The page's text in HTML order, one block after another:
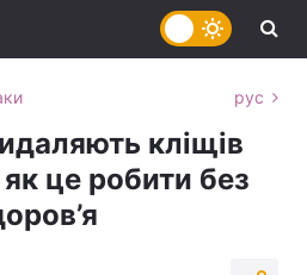
рус
кліщів
це робити без